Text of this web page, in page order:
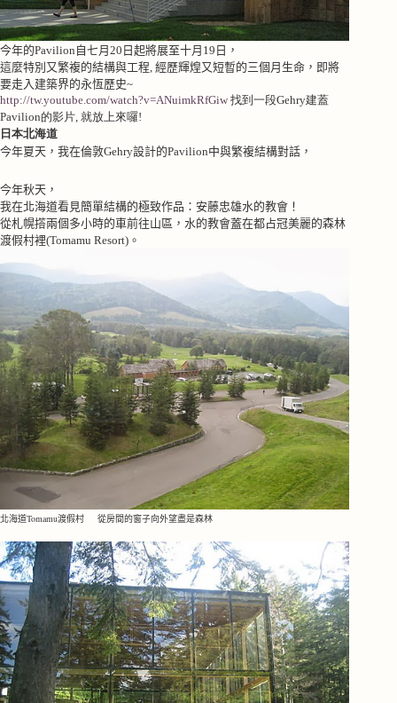
今年的Pavilion 自七月20 日起將展至十月 19 日，
這麼特別又繁複的結構與工程, 經歷輝煌又短暫的三個月生命，即將
要走入建築界的永恆歷史~
http://tw.youtube.com/watch?v=ANuimkRfGiw 找到一段Gehry建蓋
Pavilion的影片, 就放上來囉!
日本北海道
今年夏天，我在倫敦Gehry設計的Pavilion中與繁複結構對話，
今年秋天，
我在北海道看見簡單結構的極致作品：安藤忠雄水的教會！
從札幌撘兩個多小時的車前往山區，水的教會蓋在都占冠美麗的森林
渡假村裡(Tomamu Resort) 。
北海道Tomamu渡假村 從房間的窗子向外望盡是森林